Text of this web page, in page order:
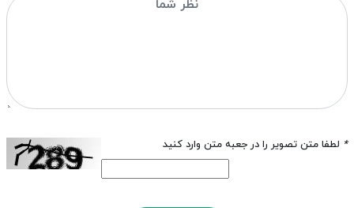
* لطفا متن تصویر را در جعبه متن وارد کنید